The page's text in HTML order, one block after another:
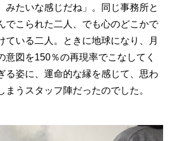
みたいな感じだね」。同じ事務所と
でこられた二人、でも心のどこかで
ている二人。ときに地球になり、月
図を150％の再現率でこなしてく
る姿に、運命的な縁を感じて、思わ
まうスタッフ陣だったのでした。